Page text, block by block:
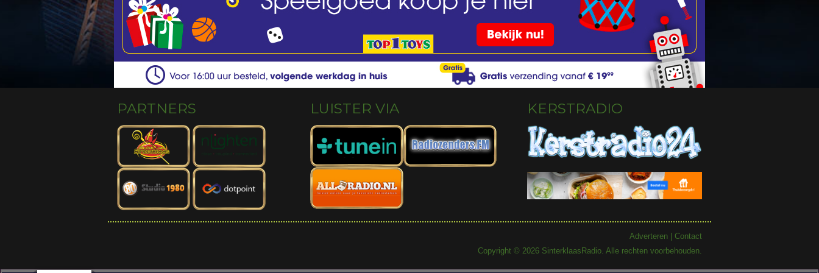
PARTNERS LUISTER VIA KERSTRADIO
Adverteren
Contact
Copyright © 2026 SinterklaasRadio. Alle rechten voorbehouden.